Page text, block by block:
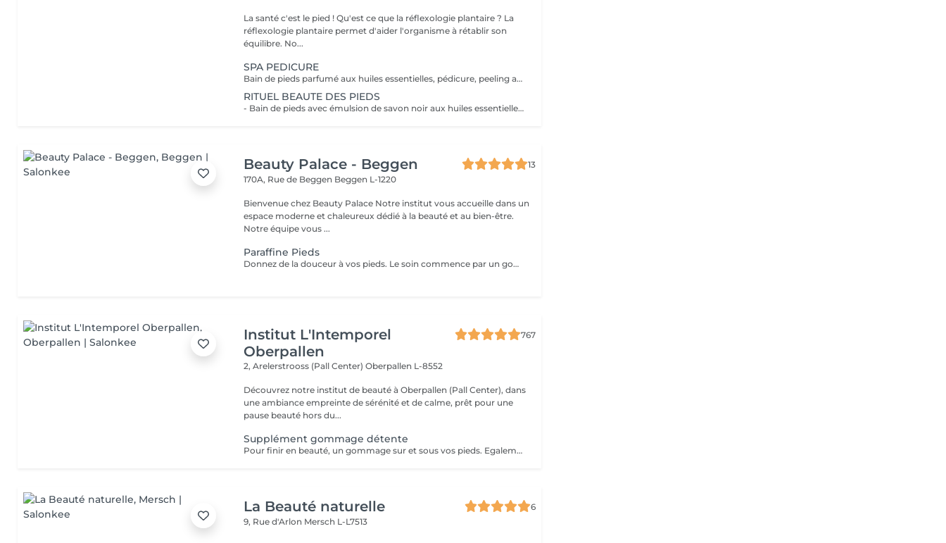
La santé c'est le pied ! Qu'est ce que la réflexologie plantaire ? La
réflexologie plantaire permet d'aider l'organisme à rétablir son
équilibre. No...
SPA PEDICURE
Bain de pieds parfumé aux huiles essentielles, pédicure, peeling au sel senteur orientale, masque chaussettes, massage au beurre de karité
RITUEL BEAUTE DES PIEDS
- Bain de pieds avec émulsion de savon noir aux huiles essentielles méthode traditionnel marocaine - Gommage au sel senteur orientale - Collagène masque/chaussettes - Massage des pieds relaxant et défatigant activant ainsi la circulation sanguine et libérant toute les tensions au beurre de karité
Beauty Palace - Beggen
13
170A, Rue de Beggen Beggen L-1220
Bienvenue chez Beauty Palace Notre institut vous accueille dans un
espace moderne et chaleureux dédié à la beauté et au bien-être.
Notre équipe vous ...
Paraffine Pieds
Donnez de la douceur à vos pieds. Le soin commence par un gommage de la demi-jambe et des pieds, puis avec un grand pinceau la spécialiste de beauté applique la paraffine chaude sur chaque pieds, ce masque va poser environ 15 min, puis vient le moment de la détente: le modelage des pieds, relaxation suprême. Résultat des pieds doux comme une peau de bébé.
Institut L'Intemporel
Oberpallen
767
2, Arelerstrooss (Pall Center)Oberpallen L-8552
Découvrez notre institut de beauté à Oberpallen (Pall Center), dans
une ambiance empreinte de sérénité et de calme, prêt pour une
pause beauté hors du...
Supplément gommage détente
Pour finir en beauté, un gommage sur et sous vos pieds. Egalement entre les orteils. Pour une meilleure pénétration de la crème pieds. Uniquement avec un service de beauté des pieds / pédicurie effectué à l institut le même jour .
La Beauté naturelle
6
9, Rue d'Arlon Mersch L-L7513